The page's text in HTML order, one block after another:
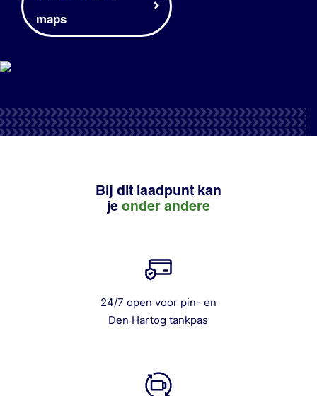
maps
Bij dit laadpunt kan
je onder andere
24/7 open voor pin- en
Den Hartog tankpas